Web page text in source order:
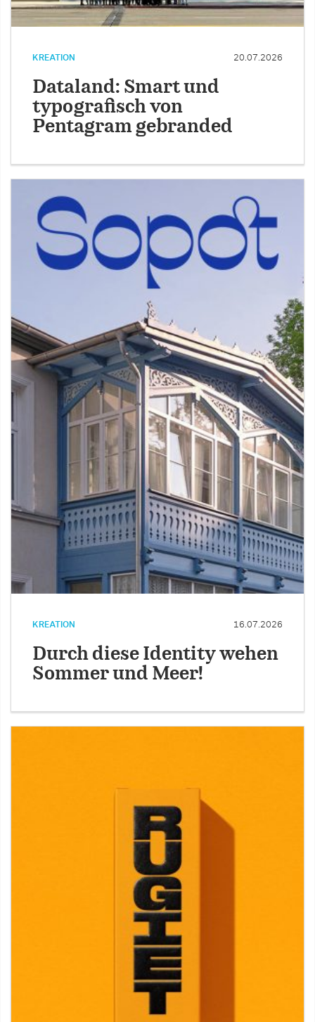
KREATION 20.07.2026
Dataland: Smart und
typografisch von
Pentagram gebranded
KREATION 16.07.2026
Durch diese Identity wehen
Sommer und Meer!